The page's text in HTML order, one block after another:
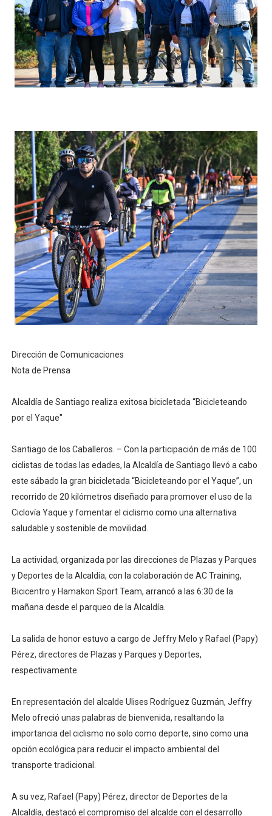
Dirección de Comunicaciones
Nota de Prensa
Alcaldía de Santiago realiza exitosa bicicletada “Bicicleteando
por el Yaque"
Santiago de los Caballeros. – Con la participación de más de 100
ciclistas de todas las edades, la Alcaldía de Santiago llevó a cabo
este sábado la gran bicicletada “Bicicleteando por el Yaque”, un
recorrido de 20 kilómetros diseñado para promover el uso de la
Ciclovía Yaque y fomentar el ciclismo como una alternativa
saludable y sostenible de movilidad.
La actividad, organizada por las direcciones de Plazas y Parques
y Deportes de la Alcaldía, con la colaboración de AC Training,
Bicicentro y Hamakon Sport Team, arrancó a las 6:30 de la
mañana desde el parqueo de la Alcaldía.
La salida de honor estuvo a cargo de Jeffry Melo y Rafael (Papy)
Pérez, directores de Plazas y Parques y Deportes,
respectivamente.
En representación del alcalde Ulises Rodríguez Guzmán, Jeffry
Melo ofreció unas palabras de bienvenida, resaltando la
importancia del ciclismo no solo como deporte, sino como una
opción ecológica para reducir el impacto ambiental del
transporte tradicional.
A su vez, Rafael (Papy) Pérez, director de Deportes de la
Alcaldía, destacó el compromiso del alcalde con el desarrollo